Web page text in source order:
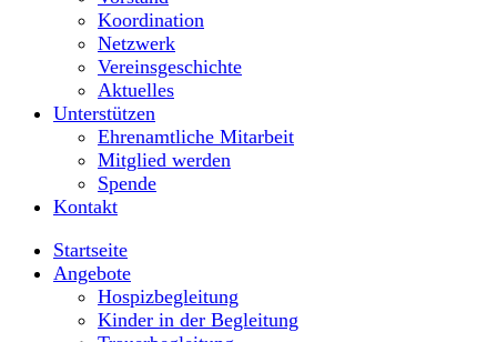
Koordination
Netzwerk
Vereinsgeschichte
Aktuelles
Unterstützen
Ehrenamtliche Mitarbeit
Mitglied werden
Spende
Kontakt
Startseite
Angebote
Hospizbegleitung
Kinder in der Begleitung